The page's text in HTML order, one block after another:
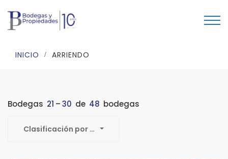
INICIO ARRIENDO
Bodegas 21 –30 de 48 bodegas
Clasificación por defecto